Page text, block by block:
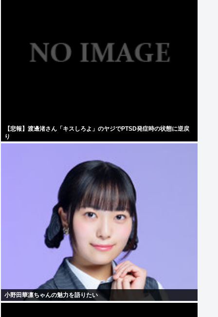
【悲報】渡邊渚さん「キスしろよ」のヤジでPTSD発症時の状態に逆戻
り
小野田華凛ちゃんの魅力を語りたい